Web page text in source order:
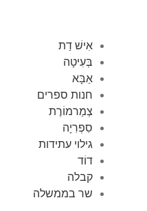
אִישׁ דַת
בְּעִיטָה
אַבָּא
חנות ספרים
צְמַרמוֹרֶת
סִפְרִיָה
גילוי עתידות
דוֹד
קבלה
שר בממשלה